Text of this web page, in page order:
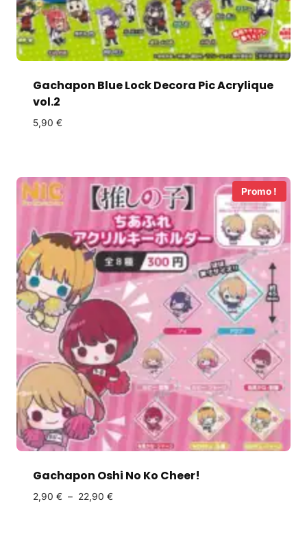
Gachapon Blue Lock Decora Pic Acrylique
vol.2
5,90 €
Promo !
Gachapon Oshi No Ko Cheer!
2,90 € – 22,90 €